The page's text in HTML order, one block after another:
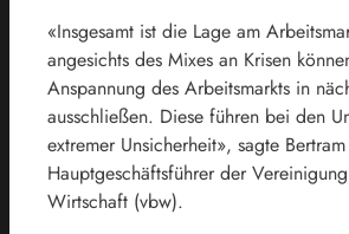
«Insgesamt ist die Lage am
angesichts des Mixes an Krisen
Anspannung des Arbeitsmarkts in
ausschließen. Diese führen bei den
extremer Unsicherheit», sagte
Hauptgeschäftsführer der
Wirtschaft (vbw).